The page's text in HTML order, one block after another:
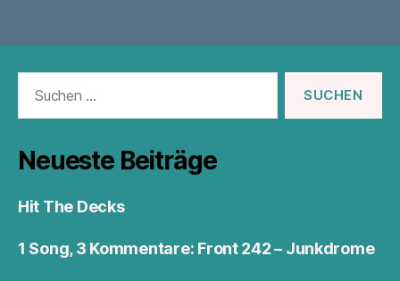
nach:
Neueste Beiträge
Hit The Decks
1 Song, 3 Kommentare: Front 242 – Junkdrome